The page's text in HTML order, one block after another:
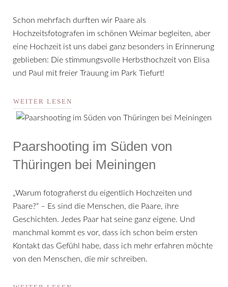
Schon mehrfach durften wir Paare als
Hochzeitsfotografen im schönen Weimar begleiten, aber
eine Hochzeit ist uns dabei ganz besonders in Erinnerung
geblieben: Die stimmungsvolle Herbsthochzeit von Elisa
und Paul mit freier Trauung im Park Tiefurt!
WEITER LESEN
Paarshooting im Süden von
Thüringen bei Meiningen
„Warum fotografierst du eigentlich Hochzeiten und
Paare?“ – Es sind die Menschen, die Paare, ihre
Geschichten. Jedes Paar hat seine ganz eigene. Und
manchmal kommt es vor, dass ich schon beim ersten
Kontakt das Gefühl habe, dass ich mehr erfahren möchte
von den Menschen, die mir schreiben.